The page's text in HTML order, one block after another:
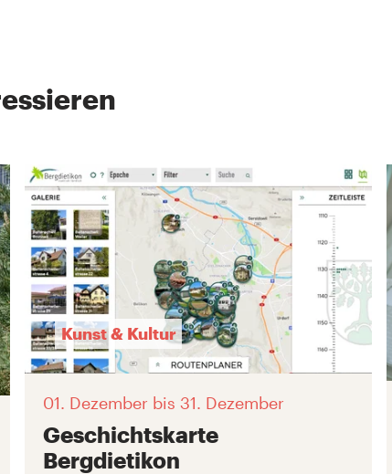
Kunst & Kultur
01. Dezember bis 31. Dezember
Geschichtskarte
Bergdietikon